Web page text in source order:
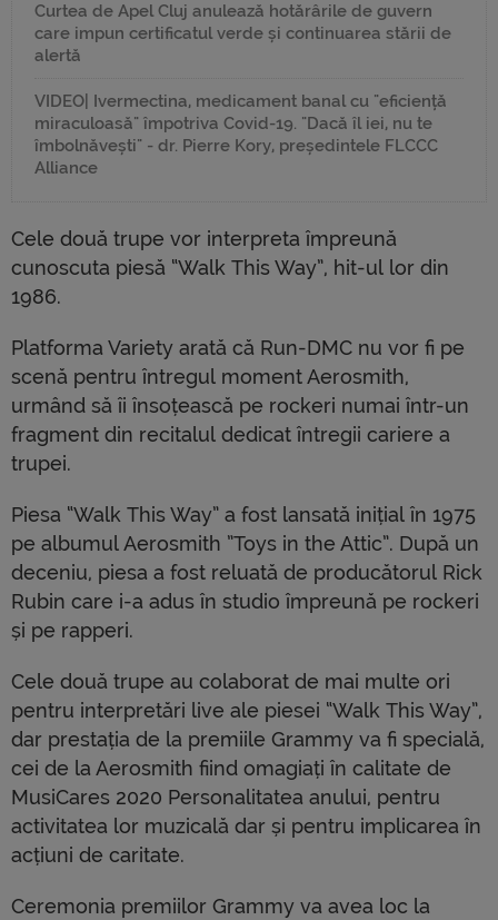
Curtea de Apel Cluj anulează hotărârile de guvern
care impun certificatul verde și continuarea stării de
alertă
VIDEO| Ivermectina, medicament banal cu "eficiență
miraculoasă" împotriva Covid-19. "Dacă îl iei, nu te
îmbolnăvești" - dr. Pierre Kory, președintele FLCCC
Alliance
Cele două trupe vor interpreta împreună
cunoscuta piesă “Walk This Way”, hit-ul lor din
1986.
Platforma Variety arată că Run-DMC nu vor fi pe
scenă pentru întregul moment Aerosmith,
urmând să îi însoțească pe rockeri numai într-un
fragment din recitalul dedicat întregii cariere a
trupei.
Piesa “Walk This Way” a fost lansată inițial în 1975
pe albumul Aerosmith ”Toys in the Attic”. După un
deceniu, piesa a fost reluată de producătorul Rick
Rubin care i-a adus în studio împreună pe rockeri
și pe rapperi.
Cele două trupe au colaborat de mai multe ori
pentru interpretări live ale piesei “Walk This Way”,
dar prestația de la premiile Grammy va fi specială,
cei de la Aerosmith fiind omagiați în calitate de
MusiCares 2020 Personalitatea anului, pentru
activitatea lor muzicală dar și pentru implicarea în
acțiuni de caritate.
Ceremonia premiilor Grammy va avea loc la